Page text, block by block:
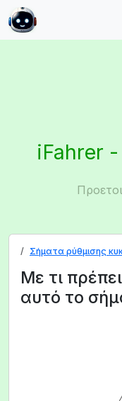
iFahrer
Σήματα ρύθμισης
Με τι
αυτό το